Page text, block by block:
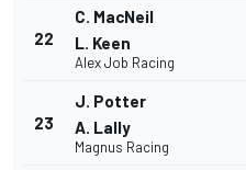
22
C. MacNeil
L. Keen
Alex Job Racing
23
J. Potter
A. Lally
Magnus Racing